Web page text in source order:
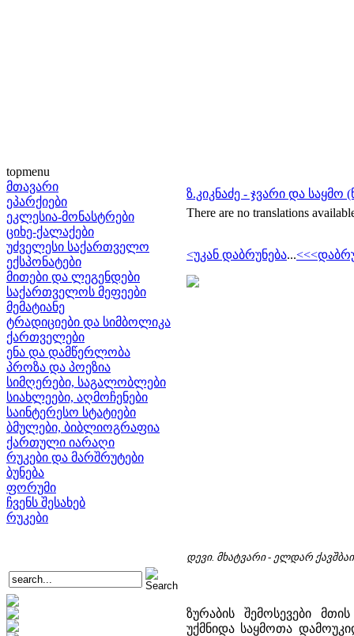
topmenu
მთავარი
ეპარქიები
ეკლესია-მონასტრები
ციხე-ქალაქები
უძველესი საქართველო
ექსპონატები
მითები და ლეგენდები
საქართველოს მეფეები
მემატიანე
ტრადიციები და სიმბოლიკა
ქართველები
ენა და დამწერლობა
პროზა და პოეზია
სიმღერები, საგალობლები
სიახლეები, აღმოჩენები
საინტერესო სტატიები
ბმულები, ბიბლიოგრაფია
ქართული იარაღი
რუკები და მარშრუტები
ბუნება
ფორუმი
ჩვენს შესახებ
რუკები
ზ.კიკნაძე - ჯვარი და საყმო
There are no translations
<უკან დაბრუნება...
დევი. მხატვარი - ელდარ
ზურაბის შემოსევები
უქმნიდა საყმოთა